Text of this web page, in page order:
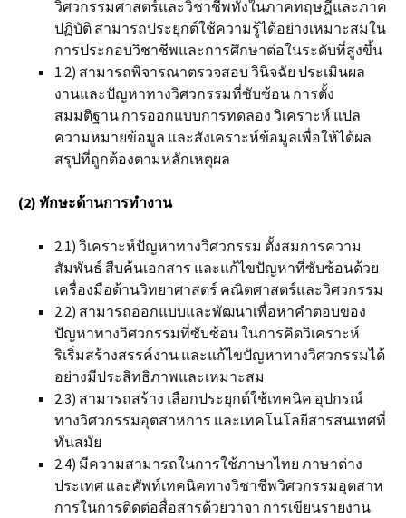
วิศวกรรมศาสตร์และวิชาชีพทั้งในภาคทฤษฎีและภาค
ปฏิบัติ สามารถประยุกต์ใช้ความรู้ได้อย่างเหมาะสมใน
การประกอบวิชาชีพและการศึกษาต่อในระดับที่สูงขึ้น
1.2) สามารถพิจารณาตรวจสอบ วินิจฉัย ประเมินผล
งานและปัญหาทางวิศวกรรมที่ซับซ้อน การตั้ง
สมมติฐาน การออกแบบการทดลอง วิเคราะห์ แปล
ความหมายข้อมูล และสังเคราะห์ข้อมูลเพื่อให้ได้ผล
สรุปที่ถูกต้องตามหลักเหตุผล
(2) ทักษะด้านการทำงาน
2.1) วิเคราะห์ปัญหาทางวิศวกรรม ตั้งสมการความ
สัมพันธ์ สืบค้นเอกสาร และแก้ไขปัญหาที่ซับซ้อนด้วย
เครื่องมือด้านวิทยาศาสตร์ คณิตศาสตร์และวิศวกรรม
2.2) สามารถออกแบบและพัฒนาเพื่อหาคำตอบของ
ปัญหาทางวิศวกรรมที่ซับซ้อน ในการคิดวิเคราะห์
ริเริ่มสร้างสรรค์งาน และแก้ไขปัญหาทางวิศวกรรมได้
อย่างมีประสิทธิภาพและเหมาะสม
2.3) สามารถสร้าง เลือกประยุกต์ใช้เทคนิค อุปกรณ์
ทางวิศวกรรมอุตสาหการ และเทคโนโลยีสารสนเทศที่
ทันสมัย
2.4) มีความสามารถในการใช้ภาษาไทย ภาษาต่าง
ประเทศ และศัพท์เทคนิคทางวิชาชีพวิศวกรรมอุตสาห
การในการติดต่อสื่อสารด้วยวาจา การเขียนรายงาน